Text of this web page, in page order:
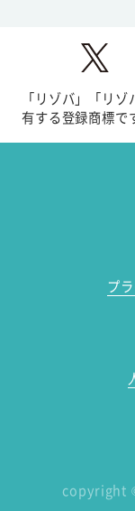
「リゾバ」「リ
有する登録商標で
プ
copyright